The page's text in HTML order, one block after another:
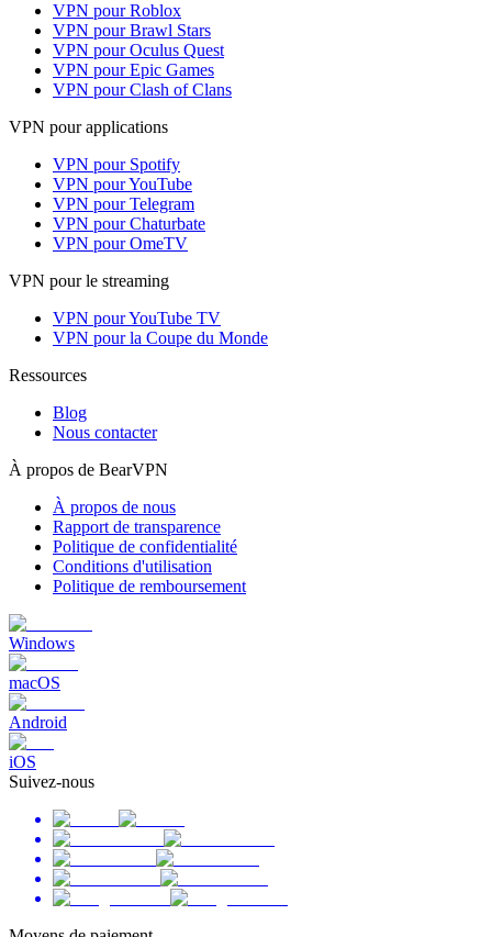
VPN pour Roblox
VPN pour Brawl Stars
VPN pour Oculus Quest
VPN pour Epic Games
VPN pour Clash of Clans
VPN pour applications
VPN pour Spotify
VPN pour YouTube
VPN pour Telegram
VPN pour Chaturbate
VPN pour OmeTV
VPN pour le streaming
VPN pour YouTube TV
VPN pour la Coupe du Monde
Ressources
Blog
Nous contacter
À propos de BearVPN
À propos de nous
Rapport de transparence
Politique de confidentialité
Conditions d'utilisation
Politique de remboursement
Windows
macOS
Android
iOS
Suivez-nous